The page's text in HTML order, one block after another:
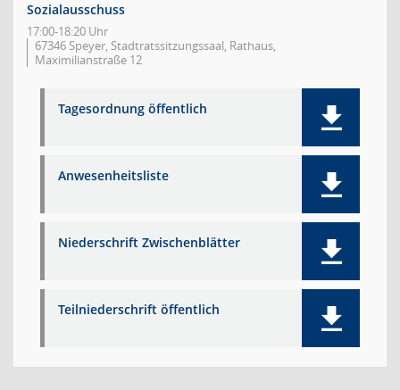
Sozialausschuss
17:00-18:20 Uhr
67346 Speyer, Stadtratssitzungssaal, Rathaus,
Maximilianstraße 12
Tagesordnung öffentlich
Anwesenheitsliste
Niederschrift Zwischenblätter
Teilniederschrift öffentlich